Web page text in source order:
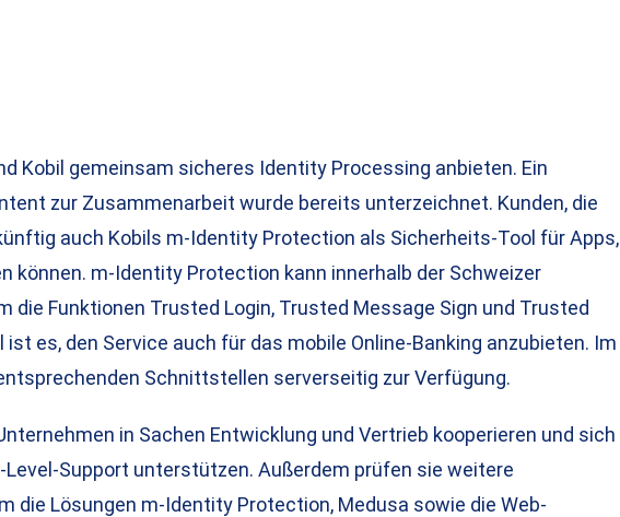
Kobil gemeinsam sicheres Identity Processing anbieten. Ein
zur Zusammenarbeit wurde bereits unterzeichnet. Kunden, die
auch Kobils m-Identity Protection als Sicherheits-Tool für Apps,
können. m-Identity Protection kann innerhalb der Schweizer
Funktionen Trusted Login, Trusted Message Sign und Trusted
ist es, den Service auch für das mobile Online-Banking anzubieten. Im
Schnittstellen serverseitig zur Verfügung.
in Sachen Entwicklung und Vertrieb kooperieren und sich
Support unterstützen. Außerdem prüfen sie weitere
die Lösungen m-Identity Protection, Medusa sowie die Web-